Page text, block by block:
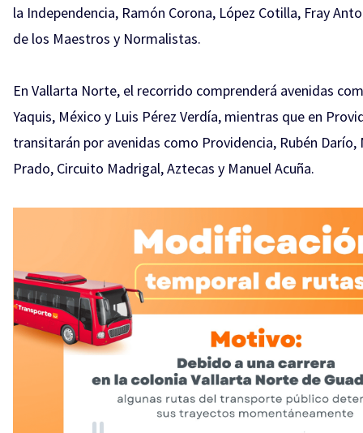
la Independencia, Ramón Corona, López Cotilla, Fray
de los Maestros y Normalistas.
En Vallarta Norte, el recorrido comprenderá avenidas
Yaquis, México y Luis Pérez Verdía, mientras que en
transitarán por avenidas como Providencia, Rubén
Prado, Circuito Madrigal, Aztecas y Manuel Acuña.